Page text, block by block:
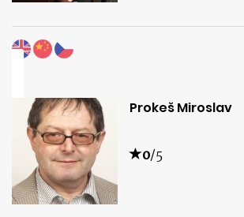
Prokeš Miroslav
0/5